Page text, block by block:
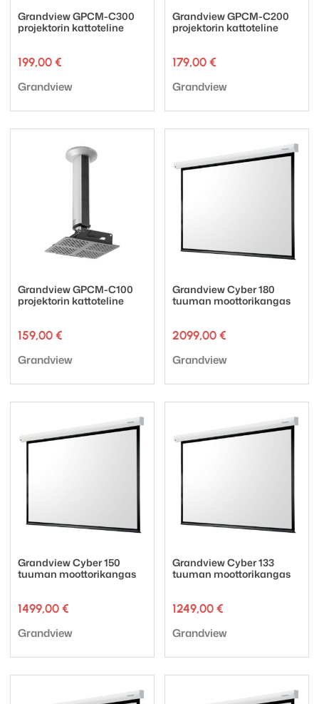
Grandview GPCM-C300
projektorin kattoteline
199,00 €
Tuotemerkki:
Grandview
Grandview GPCM-C200
projektorin kattoteline
179,00 €
Tuotemerkki:
Grandview
Grandview GPCM-C100
projektorin kattoteline
159,00 €
Tuotemerkki:
Grandview
Grandview Cyber 180
tuuman moottorikangas
2099,00 €
Tuotemerkki:
Grandview
Grandview Cyber 150
tuuman moottorikangas
1499,00 €
Tuotemerkki:
Grandview
Grandview Cyber 133
tuuman moottorikangas
1249,00 €
Tuotemerkki:
Grandview